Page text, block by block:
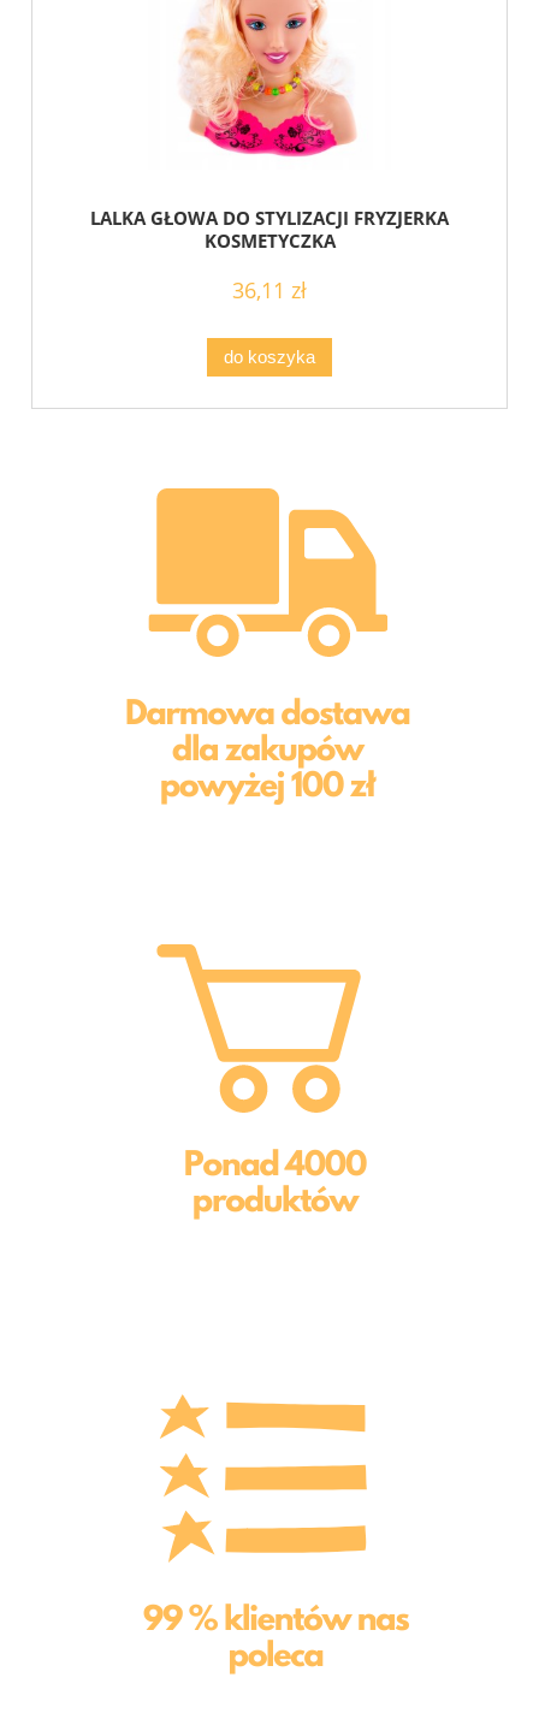
LALKA GŁOWA DO STYLIZACJI FRYZJERKA
KOSMETYCZKA
36,11 zł
do koszyka